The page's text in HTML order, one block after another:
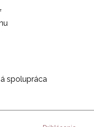
spolupráca